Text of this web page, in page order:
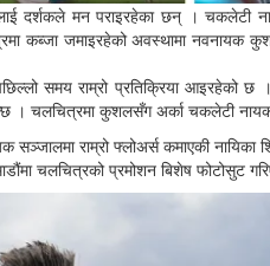
दर्शकले मन पराइरहेका छन् । चकलेटी
कब्जा जमाइरहेको अवस्थामा नवनायक
समय राम्रो प्रतिक्रिया आइरहेको छ
। चलचित्रमा कुशलसँग अर्का चकलेटी
राम्रो फ्लोअर्स कमाएकी
चलचित्रको प्रमोशन बिशेष फोटोसुट